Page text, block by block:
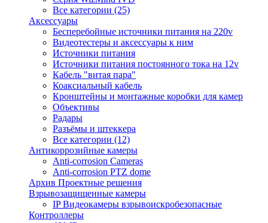
Все категории (25)
Аксессуары
Бесперебойные источники питания на 220v
Видеотестеры и аксессуары к ним
Источники питания
Источники питания постоянного тока на 12v
Кабель "витая пара"
Коаксиальный кабель
Кронштейны и монтажные коробки для камер
Объективы
Радары
Разъёмы и штеккера
Все категории (12)
Антикоррозийные камеры
Anti-corrosion Cameras
Anti-corrosion PTZ dome
Архив Проектные решения
Взрывозащищенные камеры
IP Видеокамеры взрывоискробезопасные
Контроллеры